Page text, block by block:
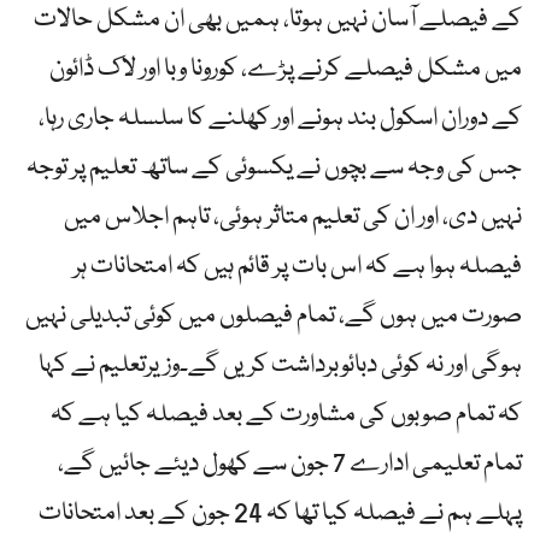
کے فیصلے آسان نہیں ہوتا، ہمیں بھی ان مشکل حالات
میں مشکل فیصلے کرنے پڑے، کورونا وبا اور لاک ڈائون
کے دوران اسکول بند ہونے اور کھلنے کا سلسلہ جاری رہا،
جس کی وجہ سے بچوں نے یکسوئی کے ساتھ تعلیم پر توجہ
نہیں دی، اور ان کی تعلیم متاثر ہوئی، تاہم اجلاس میں
فیصلہ ہوا ہے کہ اس بات پر قائم ہیں کہ امتحانات ہر
صورت میں ہوں گے، تمام فیصلوں میں کوئی تبدیلی نہیں
ہوگی اور نہ کوئی دبائوبرداشت کریں گے۔وزیرتعلیم نے کہا
کہ تمام صوبوں کی مشاورت کے بعد فیصلہ کیا ہے کہ
تمام تعلیمی ادارے 7 جون سے کھول دیئے جائیں گے،
پہلے ہم نے فیصلہ کیا تھا کہ 24 جون کے بعد امتحانات